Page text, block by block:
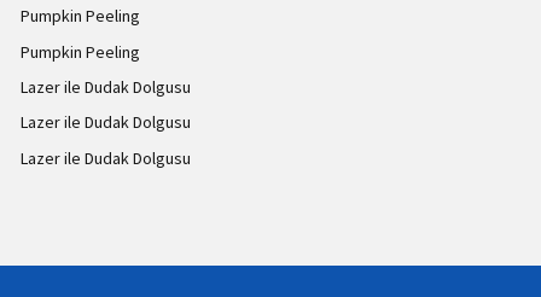
Pumpkin Peeling
Pumpkin Peeling
Lazer ile Dudak Dolgusu
Lazer ile Dudak Dolgusu
Lazer ile Dudak Dolgusu